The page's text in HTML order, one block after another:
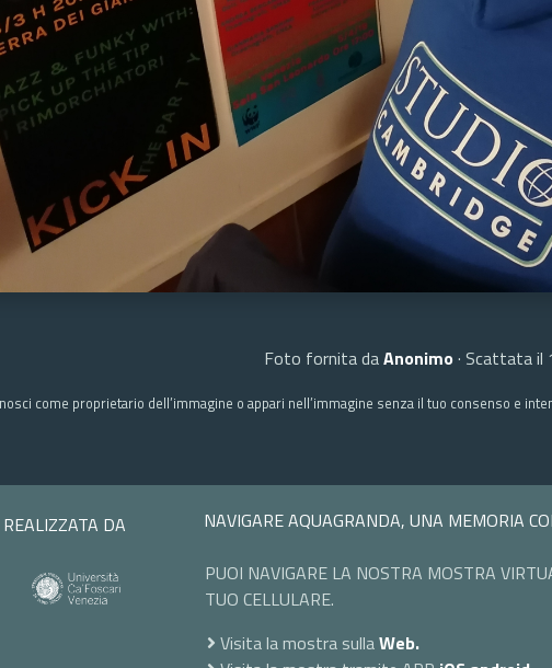
Foto fornita daAnonimo · Scattata il
come proprietario dell’immagine o appari nell’immagine senza il tuo consenso e
DA
NAVIGARE AQUAGRANDA, UNA MEMORIA
PUOI NAVIGARE LA NOSTRA MOSTRA
TUO CELLULARE.
Visita la mostra sullaWeb.